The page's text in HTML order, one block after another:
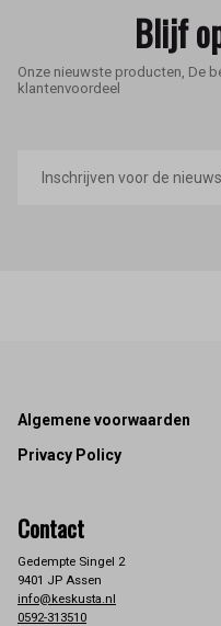
Blijf
Onze nieuwste producten, De
klantenvoordeel
mailadres
Footer
Algemene voorwaarden
Privacy Policy
Contact
Gedempte Singel 2
9401 JP Assen
info@keskusta.nl
0592-313510